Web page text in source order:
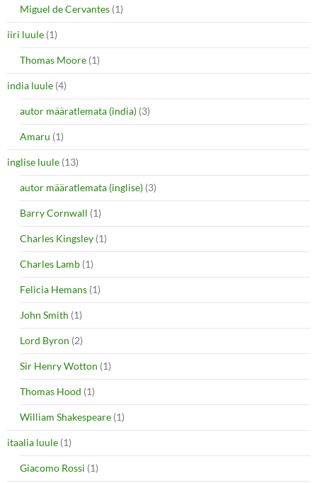
Miguel de Cervantes (1)
iiri luule (1)
Thomas Moore (1)
india luule (4)
autor määratlemata (india) (3)
Amaru (1)
inglise luule (13)
autor määratlemata (inglise) (3)
Barry Cornwall (1)
Charles Kingsley (1)
Charles Lamb (1)
Felicia Hemans (1)
John Smith (1)
Lord Byron (2)
Sir Henry Wotton (1)
Thomas Hood (1)
William Shakespeare (1)
itaalia luule (1)
Giacomo Rossi (1)